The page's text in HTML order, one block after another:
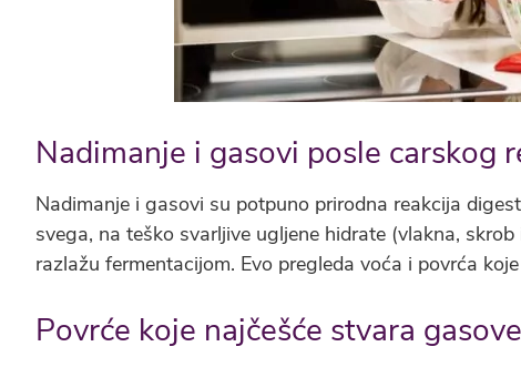
Nadimanje i gasovi posle carskog
Nadimanje i gasovi su potpuno prirodna reakcija
svega, na teško svarljive ugljene hidrate (vlakna,
razlažu fermentacijom. Evo pregleda voća i povrća
Povrće koje najčešće stvara gasove